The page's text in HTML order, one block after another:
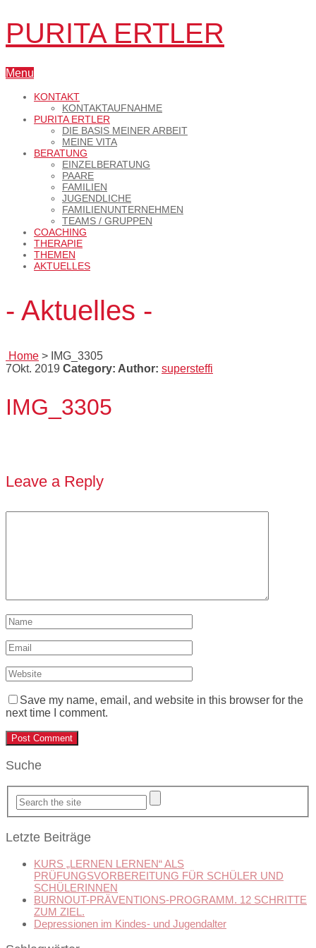
PURITA ERTLER
Menu
KONTAKT
KONTAKTAUFNAHME
PURITA ERTLER
DIE BASIS MEINER ARBEIT
MEINE VITA
BERATUNG
EINZELBERATUNG
PAARE
FAMILIEN
JUGENDLICHE
FAMILIENUNTERNEHMEN
TEAMS / GRUPPEN
COACHING
THERAPIE
THEMEN
AKTUELLES
- Aktuelles -
Home > IMG_3305
7Okt. 2019 Category: Author: supersteffi
IMG_3305
Leave a Reply
Save my name, email, and website in this browser for the
next time I comment.
Suche
Letzte Beiträge
KURS „LERNEN LERNEN“ ALS
PRÜFUNGSVORBEREITUNG FÜR SCHÜLER UND
SCHÜLERINNEN
BURNOUT-PRÄVENTIONS-PROGRAMM. 12 SCHRITTE
ZUM ZIEL.
Depressionen im Kindes- und Jugendalter